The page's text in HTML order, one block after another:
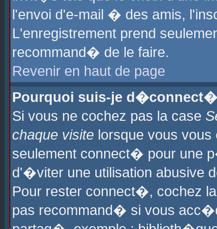
l'envoi d'e-mail � des amis,
L'enregistrement prend
recommand� de le faire.
Revenir en haut de page
Pourquoi suis-je
Si vous ne cochez pas la case
chaque visite lorsque vous
seulement connect� pour une
d'�viter une utilisation abusive
Pour rester connect�, cochez
pas recommand� si vous